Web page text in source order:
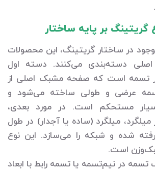
گریتینگ بر پایه ساختار
در ساختار گریتینگ، این محصولات
اصلی دسته‌بندی می‌کنند. دسته اول
تسمه است که صفحه مشبک اصلی از
عرضی و طولی ساخته می‌شود و
مستحکم است. در مورد بعدی،
میلگرد (ساده یا آجدار) در طول
شده و شبکه را می‌سازد. این نوع
است.
در نیم‌تسمه یا تسمه رابط با ابعاد